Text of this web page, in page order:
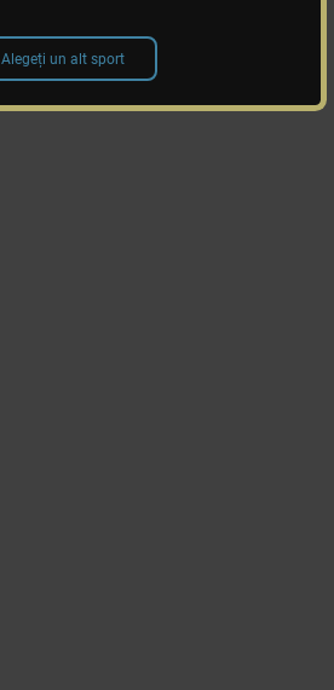
Alegeți un alt sport